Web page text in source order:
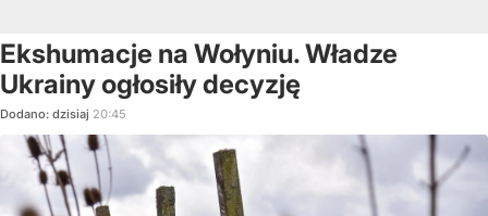
Ekshumacje na Wołyniu. Władze
Ukrainy ogłosiły decyzję
Dodano: dzisiaj 20:45